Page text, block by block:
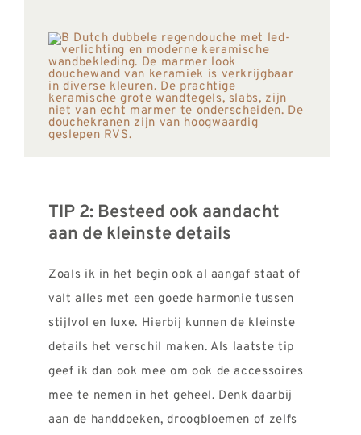
TIP 2: Besteed ook aandacht
aan de kleinste details
Zoals ik in het begin ook al aangaf staat of
valt alles met een goede harmonie tussen
stijlvol en luxe. Hierbij kunnen de kleinste
details het verschil maken. Als laatste tip
geef ik dan ook mee om ook de accessoires
mee te nemen in het geheel. Denk daarbij
aan de handdoeken, droogbloemen of zelfs